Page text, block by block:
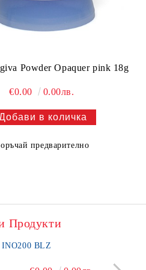
Powder Opaquer pink 18g
€0.00 0.00лв.
предварително
Продукти
INO200 BLZ